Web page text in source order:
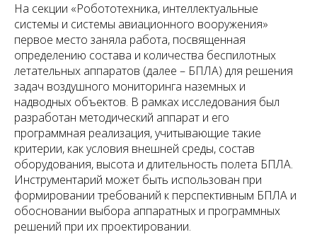
На секции «Робототехника, интеллектуальные
системы и системы авиационного вооружения»
первое место заняла работа, посвященная
определению состава и количества беспилотных
летательных аппаратов (далее – БПЛА) для решения
задач воздушного мониторинга наземных и
надводных объектов. В рамках исследования был
разработан методический аппарат и его
программная реализация, учитывающие такие
критерии, как условия внешней среды, состав
оборудования, высота и длительность полета БПЛА.
Инструментарий может быть использован при
формировании требований к перспективным БПЛА и
обосновании выбора аппаратных и программных
решений при их проектировании.